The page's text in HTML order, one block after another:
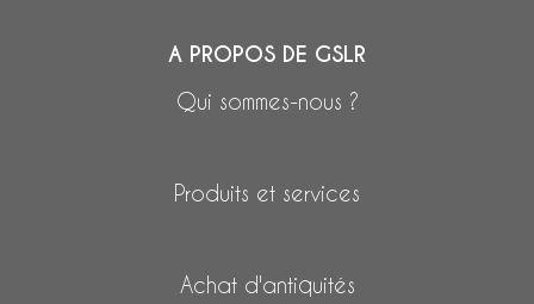
A PROPOS DE GSLR
Qui sommes-nous ?
Produits et services
Achat d'antiquités